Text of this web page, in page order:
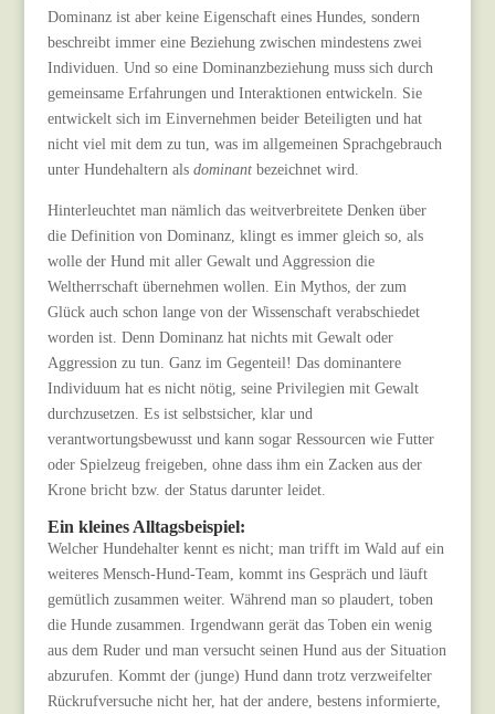
Dominanz ist aber keine Eigenschaft eines Hundes, sondern
beschreibt immer eine Beziehung zwischen mindestens zwei
Individuen. Und so eine Dominanzbeziehung muss sich durch
gemeinsame Erfahrungen und Interaktionen entwickeln. Sie
entwickelt sich im Einvernehmen beider Beteiligten und hat
nicht viel mit dem zu tun, was im allgemeinen Sprachgebrauch
unter Hundehaltern als dominantbezeichnet wird.
Hinterleuchtet man nämlich das weitverbreitete Denken über
die Definition von Dominanz, klingt es immer gleich so, als
wolle der Hund mit aller Gewalt und Aggression die
Weltherrschaft übernehmen wollen. Ein Mythos, der zum
Glück auch schon lange von der Wissenschaft verabschiedet
worden ist. Denn Dominanz hat nichts mit Gewalt oder
Aggression zu tun. Ganz im Gegenteil! Das dominantere
Individuum hat es nicht nötig, seine Privilegien mit Gewalt
durchzusetzen. Es ist selbstsicher, klar und
verantwortungsbewusst und kann sogar Ressourcen wie Futter
oder Spielzeug freigeben, ohne dass ihm ein Zacken aus der
Krone bricht bzw. der Status darunter leidet.
Ein kleines Alltagsbeispiel:
Welcher Hundehalter kennt es nicht; man trifft im Wald auf ein
weiteres Mensch-Hund-Team, kommt ins Gespräch und läuft
gemütlich zusammen weiter. Während man so plaudert, toben
die Hunde zusammen. Irgendwann gerät das Toben ein wenig
aus dem Ruder und man versucht seinen Hund aus der Situation
abzurufen. Kommt der (junge) Hund dann trotz verzweifelter
Rückrufversuche nicht her, hat der andere, bestens informierte,